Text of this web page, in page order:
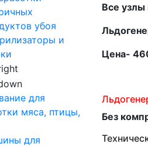
убоя
и
для
мяса, птицы,
для
Все узлы
Цена-
Без